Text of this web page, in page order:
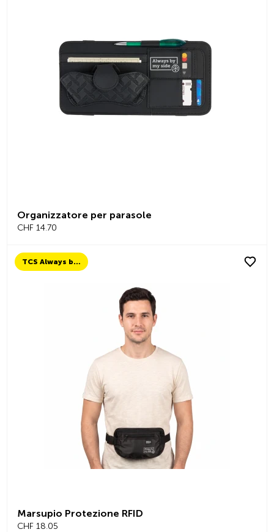
Organizzatore per parasole
CHF 14.70
TCS Always by my side
Marsupio Protezione RFID
CHF 18.05